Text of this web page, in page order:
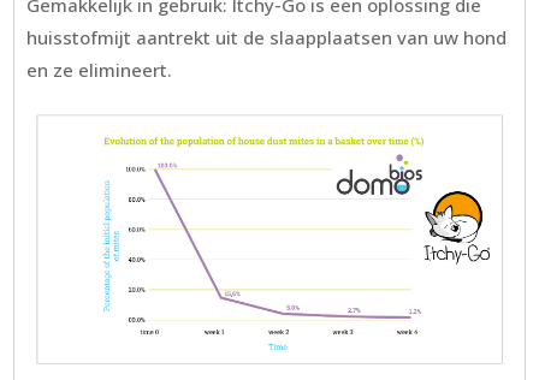
Gemakkelijk in gebruik: Itchy-Go is een oplossing die
huisstofmijt aantrekt uit de slaapplaatsen van uw hond
en ze elimineert.